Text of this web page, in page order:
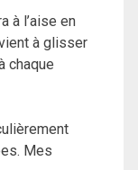
à l’aise en
à glisser
chaque
Mes